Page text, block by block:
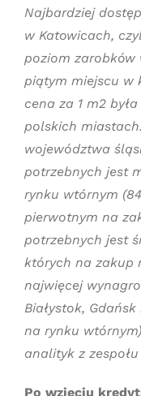
Najbardziej
w Katowicach,
poziom zarobków
piątym miejscu w
cena za 1 m2
polskich
województwa
potrzebnych jest
rynku wtórnym
pierwotnym na
potrzebnych jest
których na zakup
najwięcej
Białystok,
na rynku
analityk z
Po wzięciu